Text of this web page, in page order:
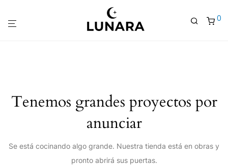
0
Tenemos grandes proyectos por
anunciar
Se está cocinando algo grande. Nuestra tienda está en obras y
pronto abrirá sus puertas.